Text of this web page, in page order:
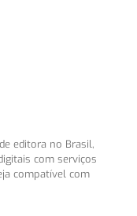
editora no Brasil,
com serviços
compatível com